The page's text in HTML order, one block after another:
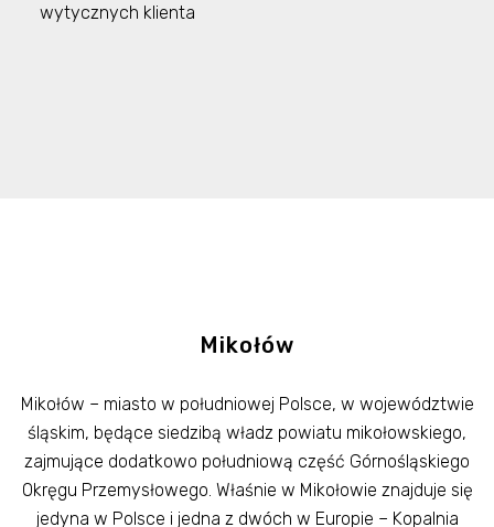
wytycznych klienta
Mikołów
Mikołów – miasto w południowej Polsce, w województwie
śląskim, będące siedzibą władz powiatu mikołowskiego,
zajmujące dodatkowo południową część Górnośląskiego
Okręgu Przemysłowego. Właśnie w Mikołowie znajduje się
jedyna w Polsce i jedna z dwóch w Europie – Kopalnia